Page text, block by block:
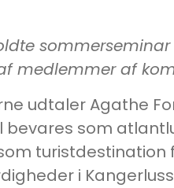
medlemmer af
udtaler Agathe
som
i